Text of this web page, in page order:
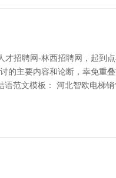
招聘网-林西招聘网，起到
的主要内容和论断，幸免
语范文模板： 河北智欧电